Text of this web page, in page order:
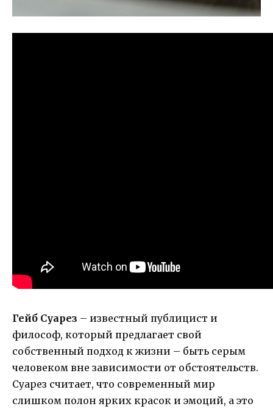
Гейб Суарез – известный публицист и
философ, который предлагает свой
собственный подход к жизни – быть серым
человеком вне зависимости от обстоятельств.
Суарез считает, что современный мир
слишком полон ярких красок и эмоций, а это